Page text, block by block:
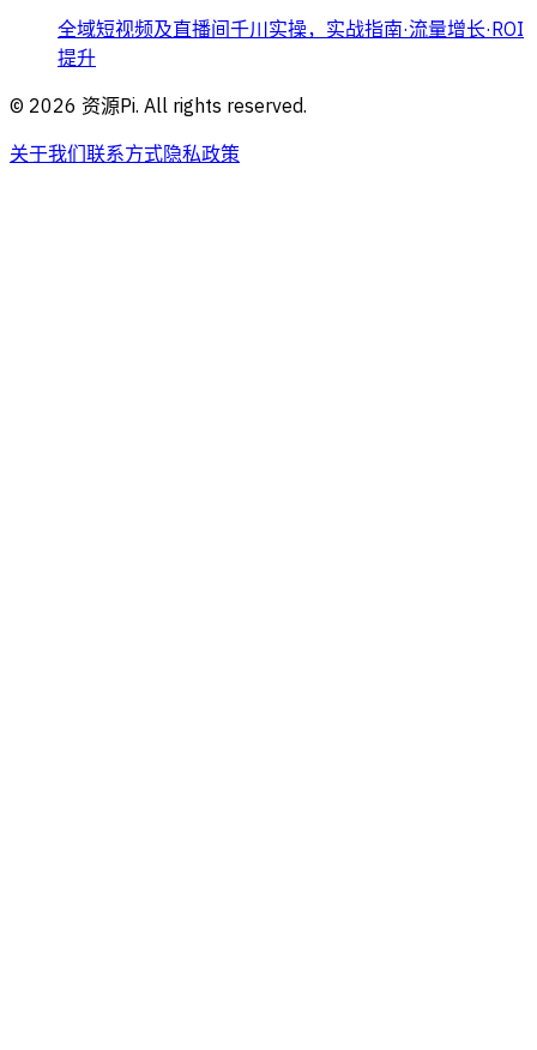
全域短视频及直播间千川实操，实战指南·流量增长·ROI
提升
© 2026 资源Pi. All rights reserved.
关于我们联系方式隐私政策